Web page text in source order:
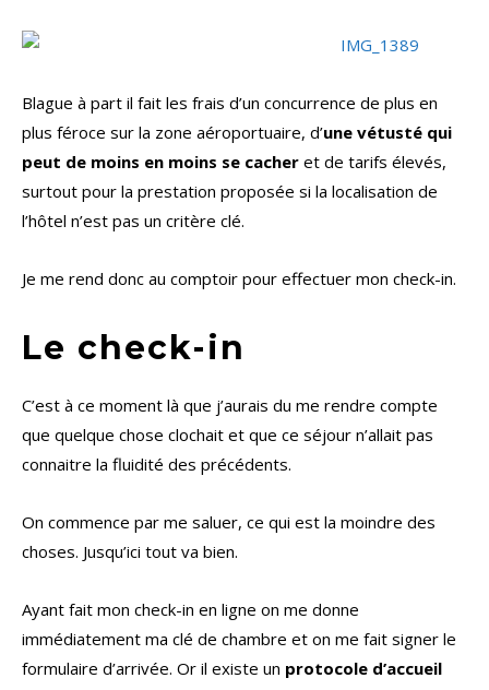
Blague à part il fait les frais d’un concurrence de plus en
plus féroce sur la zone aéroportuaire, d’une vétusté qui
peut de moins en moins se cacher et de tarifs élevés,
surtout pour la prestation proposée si la localisation de
l’hôtel n’est pas un critère clé.
Je me rend donc au comptoir pour effectuer mon check-in.
Le check-in
C’est à ce moment là que j’aurais du me rendre compte
que quelque chose clochait et que ce séjour n’allait pas
connaitre la fluidité des précédents.
On commence par me saluer, ce qui est la moindre des
choses. Jusqu’ici tout va bien.
Ayant fait mon check-in en ligne on me donne
immédiatement ma clé de chambre et on me fait signer le
formulaire d’arrivée. Or il existe un protocole d’accueil